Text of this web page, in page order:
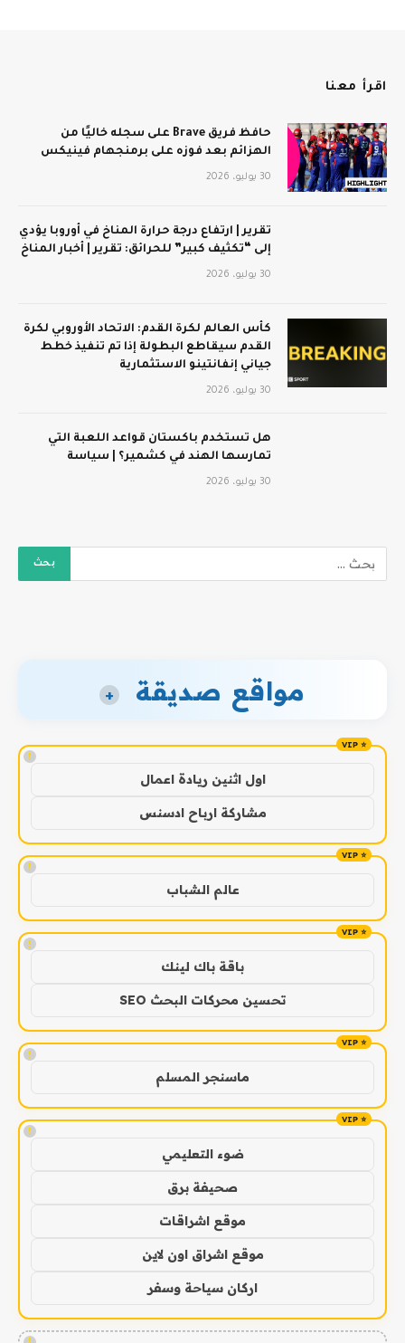
اقرأ معنا
حافظ فريق Brave على سجله خاليًا من
الهزائم بعد فوزه على برمنجهام فينيكس
30 يوليو، 2026
تقرير | ارتفاع درجة حرارة المناخ في أوروبا يؤدي
إلى “تكثيف كبير” للحرائق: تقرير | أخبار المناخ
30 يوليو، 2026
كأس العالم لكرة القدم: الاتحاد الأوروبي لكرة
القدم سيقاطع البطولة إذا تم تنفيذ خطط
جياني إنفانتينو الاستثمارية
30 يوليو، 2026
هل تستخدم باكستان قواعد اللعبة التي
تمارسها الهند في كشمير؟ | سياسة
30 يوليو، 2026
مواقع صديقة +
!
اول اثنين ريادة اعمال
مشاركة ارباح ادسنس
!
عالم الشباب
!
باقة باك لينك
تحسين محركات البحث SEO
!
ماسنجر المسلم
!
ضوء التعليمي
صحيفة برق
موقع اشراقات
موقع اشراق اون لاين
اركان سياحة وسفر